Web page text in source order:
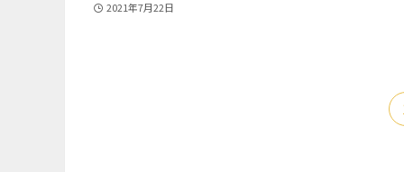
2021年7月22日